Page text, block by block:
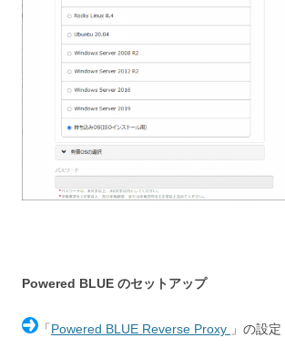
Powered BLUE のセットアップ
「Powered BLUE Reverse Proxy 」の設定